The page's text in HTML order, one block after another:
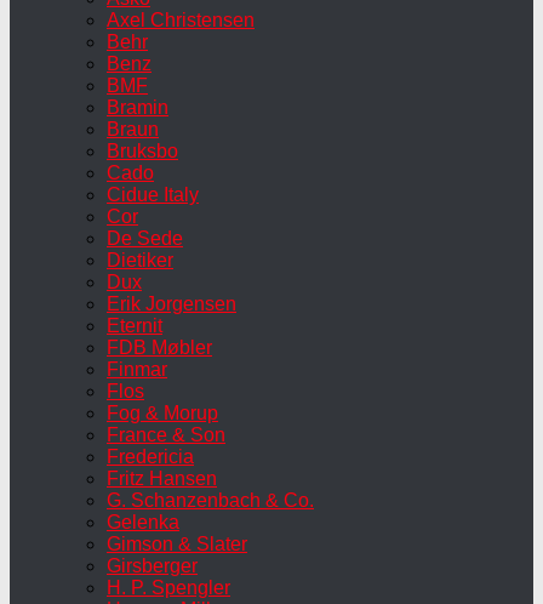
Axel Christensen
Behr
Benz
BMF
Bramin
Braun
Bruksbo
Cado
Cidue Italy
Cor
De Sede
Dietiker
Dux
Erik Jorgensen
Eternit
FDB Møbler
Finmar
Flos
Fog & Morup
France & Son
Fredericia
Fritz Hansen
G. Schanzenbach & Co.
Gelenka
Gimson & Slater
Girsberger
H. P. Spengler